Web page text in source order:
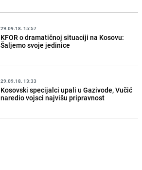
29.09.18. 15:57
KFOR o dramatičnoj situaciji na Kosovu:
Šaljemo svoje jedinice
29.09.18. 13:33
Kosovski specijalci upali u Gazivode, Vučić
naredio vojsci najvišu pripravnost